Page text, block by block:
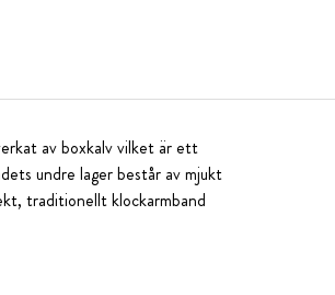
av boxkalv vilket är ett
undre lager består av mjukt
traditionellt klockarmband